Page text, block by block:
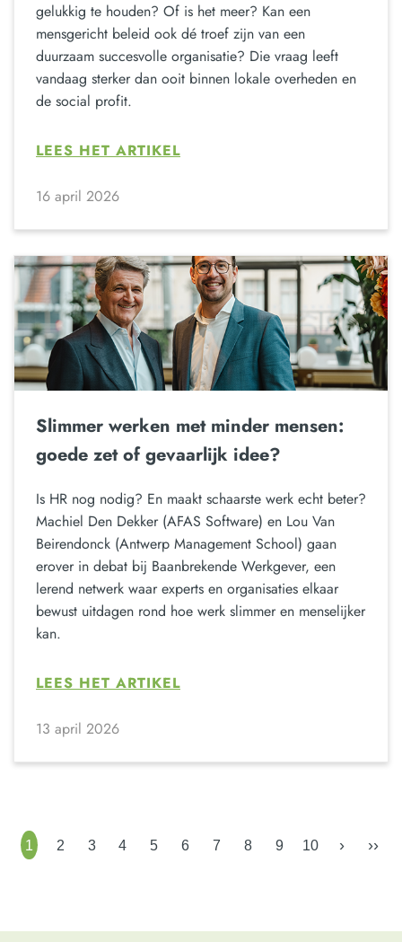
gelukkig te houden? Of is het meer? Kan een
mensgericht beleid ook dé troef zijn van een
duurzaam succesvolle organisatie? Die vraag leeft
vandaag sterker dan ooit binnen lokale overheden en
de social profit.
LEES HET ARTIKEL
16 april 2026
Slimmer werken met minder mensen:
goede zet of gevaarlijk idee?
Is HR nog nodig? En maakt schaarste werk echt beter?
Machiel Den Dekker (AFAS Software) en Lou Van
Beirendonck (Antwerp Management School) gaan
erover in debat bij Baanbrekende Werkgever, een
lerend netwerk waar experts en organisaties elkaar
bewust uitdagen rond hoe werk slimmer en menselijker
kan.
LEES HET ARTIKEL
13 april 2026
1 2 3 4 5 6 7 8 9 10 › ››